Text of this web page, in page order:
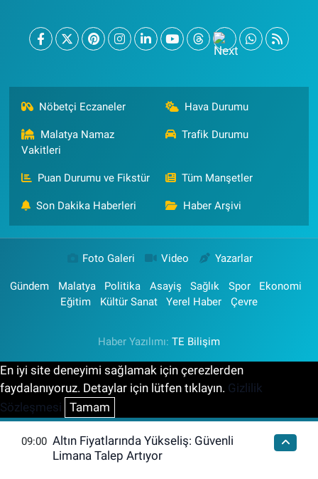
Nöbetçi Eczaneler Hava Durumu
Malatya Namaz
Vakitleri
Trafik Durumu
Puan Durumu ve Fikstür Tüm Manşetler
Son Dakika Haberleri Haber Arşivi
Foto Galeri Video Yazarlar
Gündem Malatya Politika Asayiş Sağlık Spor
Ekonomi
Eğitim
Kültür Sanat Yerel Haber Çevre
Haber Yazılımı: TE Bilişim
En iyi site deneyimi sağlamak için çerezlerden
faydalanıyoruz. Detaylar için lütfen tıklayın. Gizlilik
Sözleşmesi Tamam
09:00 Altın Fiyatlarında Yükseliş: Güvenli
Limana Talep Artıyor